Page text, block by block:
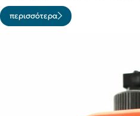
περισσότερα